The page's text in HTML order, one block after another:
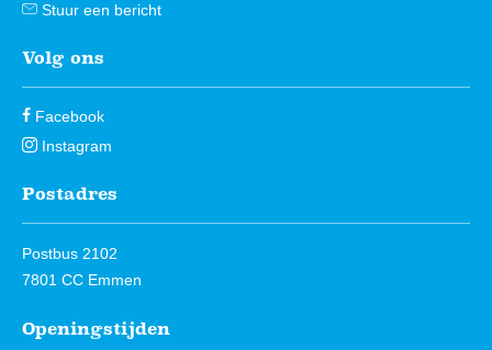
Stuur een bericht
Volg ons
Facebook
Instagram
Postadres
Postbus 2102
7801 CC Emmen
Openingstijden